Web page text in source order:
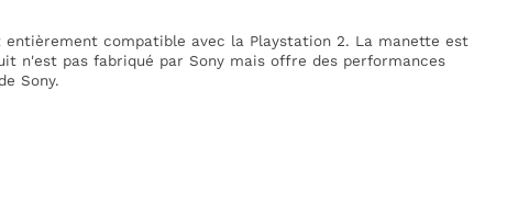
compatible avec la Playstation 2. La manette est
n'est pas fabriqué par Sony mais offre des performances
Sony.